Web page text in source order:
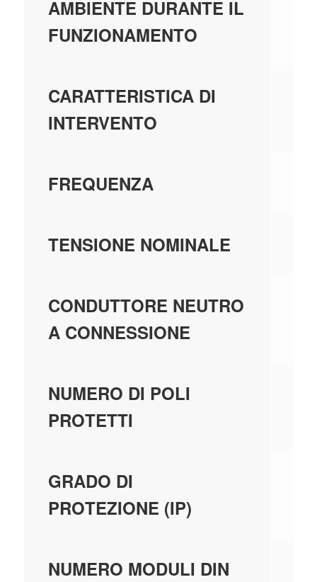
AMBIENTE DURANTE IL
FUNZIONAMENTO
CARATTERISTICA DI
INTERVENTO
FREQUENZA
TENSIONE NOMINALE
CONDUTTORE NEUTRO
A CONNESSIONE
NUMERO DI POLI
PROTETTI
GRADO DI
PROTEZIONE (IP)
NUMERO MODULI DIN